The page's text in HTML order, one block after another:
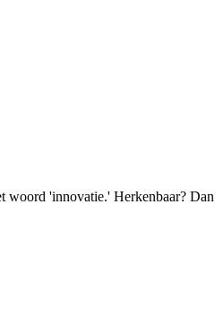
woord 'innovatie.' Herkenbaar? Dan